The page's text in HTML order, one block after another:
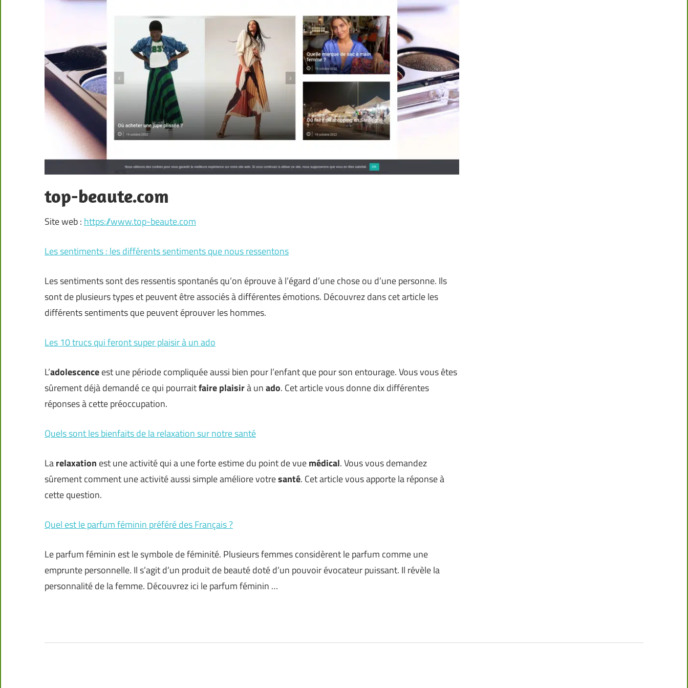
top-beaute.com
Site web : https://www.top-beaute.com
Les sentiments : les différents sentiments que nous ressentons
Les sentiments sont des ressentis spontanés qu’on éprouve à l’égard d’une chose ou d’une personne. Ils
sont de plusieurs types et peuvent être associés à différentes émotions. Découvrez dans cet article les
différents sentiments que peuvent éprouver les hommes.
Les 10 trucs qui feront super plaisir à un ado
L’adolescenceest une période compliquée aussi bien pour l’enfant que pour son entourage. Vous vous êtes
sûrement déjà demandé ce qui pourraitfaire plaisirà unado. Cet article vous donne dix différentes
réponses à cette préoccupation.
Quels sont les bienfaits de la relaxation sur notre santé
Larelaxation est une activité qui a une forte estime du point de vuemédical. Vous vous demandez
sûrement comment une activité aussi simple améliore votresanté. Cet article vous apporte la réponse à
cette question.
Quel est le parfum féminin préféré des Français ?
Le parfum féminin est le symbole de féminité. Plusieurs femmes considèrent le parfum comme une
emprunte personnelle. Il s’agit d’un produit de beauté doté d’un pouvoir évocateur puissant. Il révèle la
personnalité de la femme. Découvrez ici le parfum féminin …